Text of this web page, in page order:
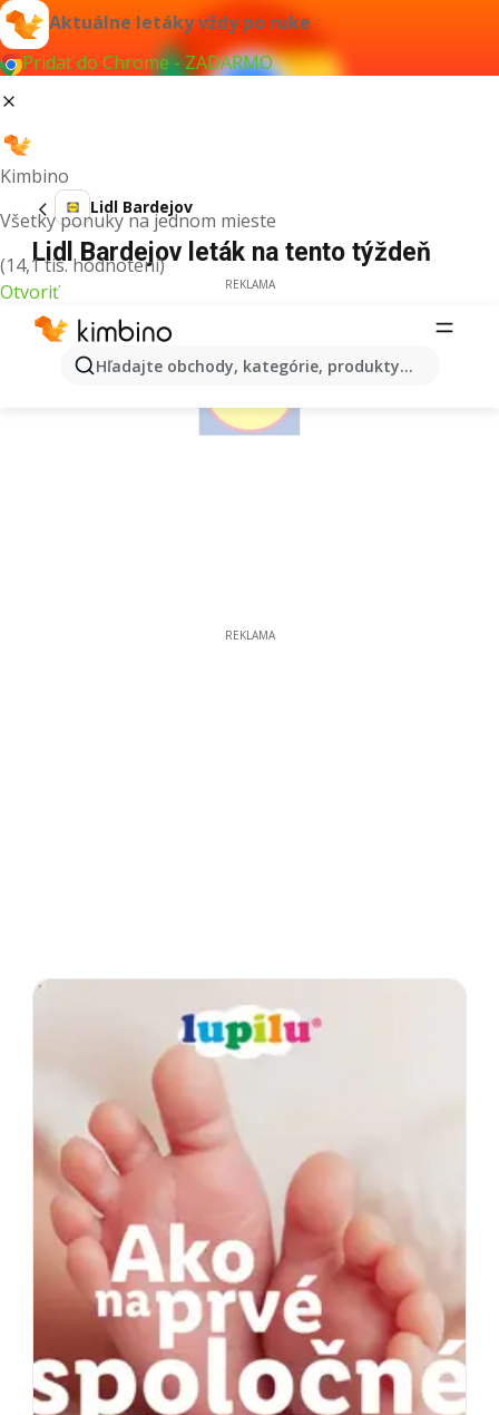
Aktuálne letáky vždy po ruke
Pridať do Chrome - ZADARMO
Kimbino
Všetky ponuky na jednom mieste
(14,1 tis. hodnotení)
Otvoriť
Hľadajte obchody, kategórie, produkty...
Lidl Bardejov
Lidl Bardejov leták na tento týždeň
REKLAMA
REKLAMA